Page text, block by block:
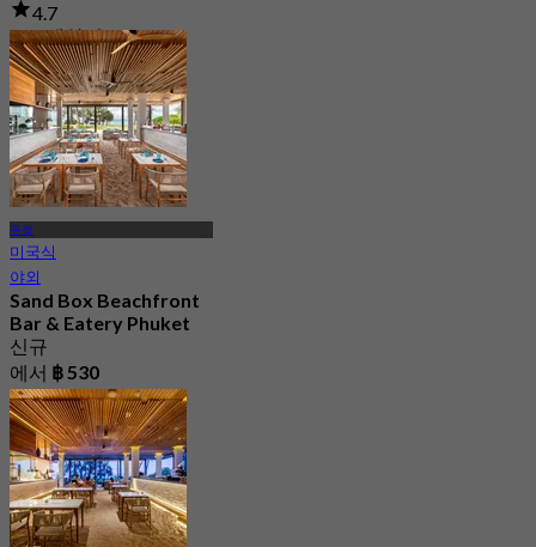
4.7
375 예약됨
에서฿ 795
푸켓
미국식
야외
Sand Box Beachfront
Bar & Eatery Phuket
신규
에서 ฿ 530